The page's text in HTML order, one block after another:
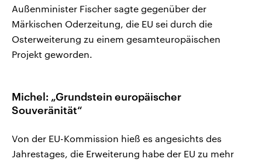
Außenminister Fischer sagte gegenüber der
Märkischen Oderzeitung, die EU sei durch die
Osterweiterung zu einem gesamteuropäischen
Projekt geworden.
Michel: „Grundstein europäischer
Souveränität“
Von der EU-Kommission hieß es angesichts des
Jahrestages, die Erweiterung habe der EU zu mehr